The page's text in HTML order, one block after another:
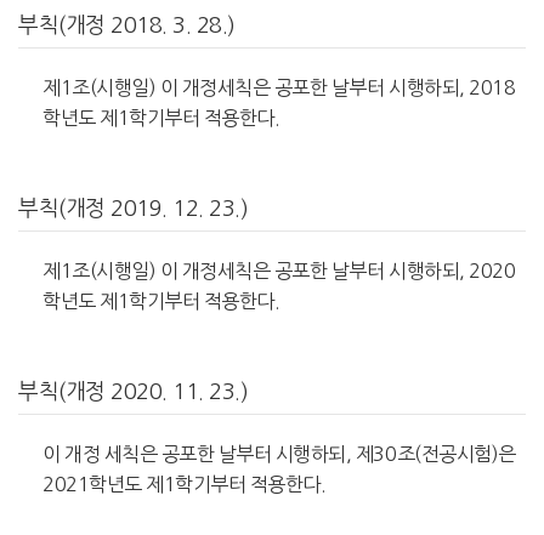
부칙(개정 2018. 3. 28.)
제1조(시행일) 이 개정세칙은 공포한 날부터 시행하되, 2018
학년도 제1학기부터 적용한다.
부칙(개정 2019. 12. 23.)
제1조(시행일) 이 개정세칙은 공포한 날부터 시행하되, 2020
학년도 제1학기부터 적용한다.
부칙(개정 2020. 11. 23.)
이 개정 세칙은 공포한 날부터 시행하되, 제30조(전공시험)은
2021학년도 제1학기부터 적용한다.